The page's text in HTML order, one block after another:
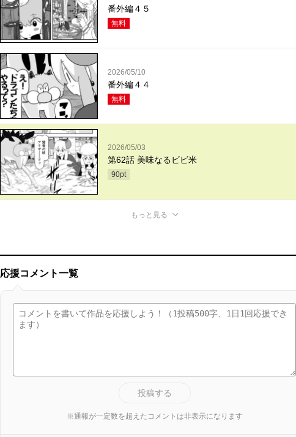
番外編４５
無料
2026/05/10
番外編４４
無料
2026/05/03
第62話 美味なるビビ米
90pt
もっと見る
応援コメント一覧
投稿する
※通報が一定数を超えたコメントは非表示になります